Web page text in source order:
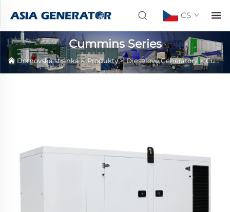
CS
Cummins Series
Domovská stránka>Produkty>Dieselové Generátory >Cummins Series